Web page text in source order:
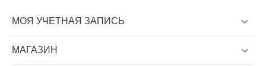
МОЯ УЧЕТНАЯ ЗАПИСЬ
МАГАЗИН